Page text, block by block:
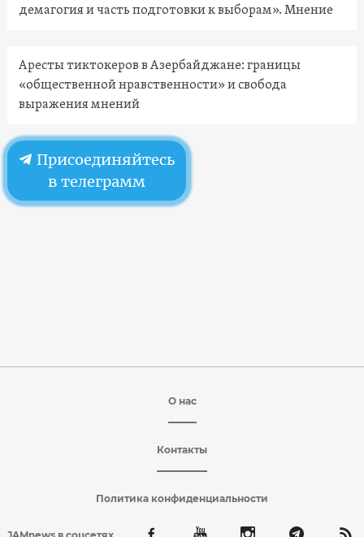
демагогия и часть подготовки к выборам». Мнение
Аресты тиктокеров в Азербайджане: границы
«общественной нравственности» и свобода
выражения мнений
Присоединяйтесь
в телеграмм
О нас
Контакты
Политика конфиденциальности